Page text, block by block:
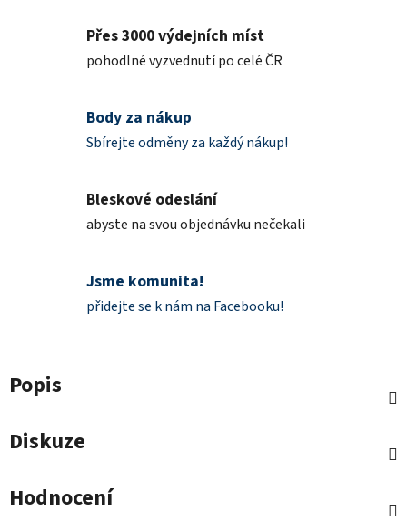
Přes 3000 výdejních míst
pohodlné vyzvednutí po celé ČR
Body za nákup
Sbírejte odměny za každý nákup!
Bleskové odeslání
abyste na svou objednávku nečekali
Jsme komunita!
přidejte se k nám na Facebooku!
Popis
Diskuze
Hodnocení